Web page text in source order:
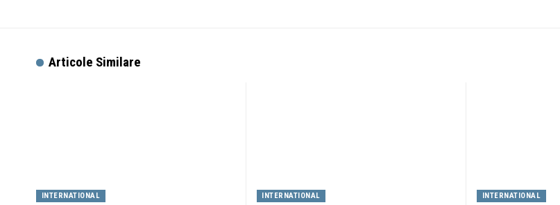
Articole Similare
INTERNATIONAL INTERNATIONAL INTERNATIONAL